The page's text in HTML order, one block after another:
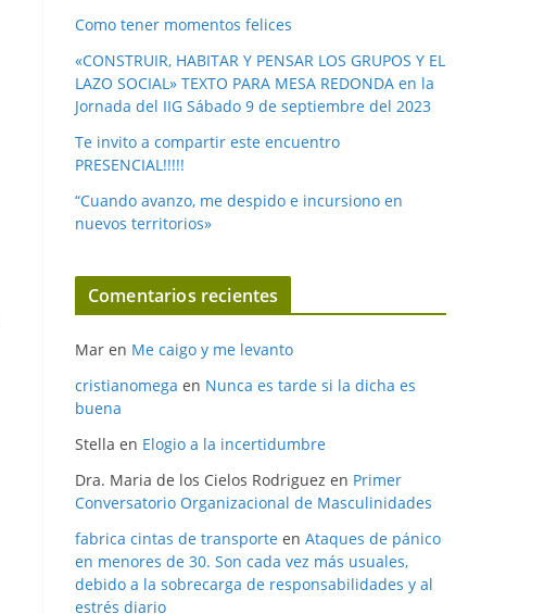
Como tener momentos felices
«CONSTRUIR, HABITAR Y PENSAR LOS GRUPOS Y EL
LAZO SOCIAL» TEXTO PARA MESA REDONDA en la
Jornada del IIG Sábado 9 de septiembre del 2023
Te invito a compartir este encuentro
PRESENCIAL!!!!!
“Cuando avanzo, me despido e incursiono en
nuevos territorios»
Comentarios recientes
Mar en Me caigo y me levanto
cristianomega en Nunca es tarde si la dicha es
buena
Stella en Elogio a la incertidumbre
Dra. Maria de los Cielos Rodriguez en Primer
Conversatorio Organizacional de Masculinidades
fabrica cintas de transporte en Ataques de pánico
en menores de 30. Son cada vez más usuales,
debido a la sobrecarga de responsabilidades y al
estrés diario